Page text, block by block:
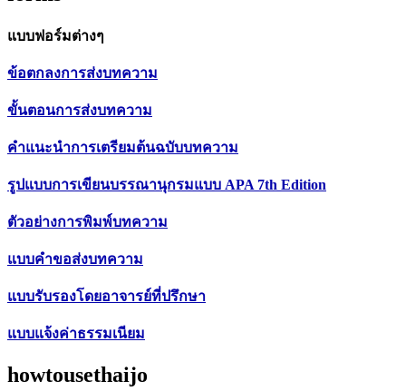
แบบฟอร์มต่างๆ
ข้อตกลงการส่งบทความ
ขั้นตอนการส่งบทความ
คำแนะนำการเตรียมต้นฉบับบทความ
รูปแบบการเขียนบรรณานุกรมแบบ APA 7th Edition
ตัวอย่างการพิมพ์บทความ
แบบคำขอส่งบทความ
แบบรับรองโดยอาจารย์ที่ปรึกษา
แบบแจ้งค่าธรรมเนียม
howtousethaijo